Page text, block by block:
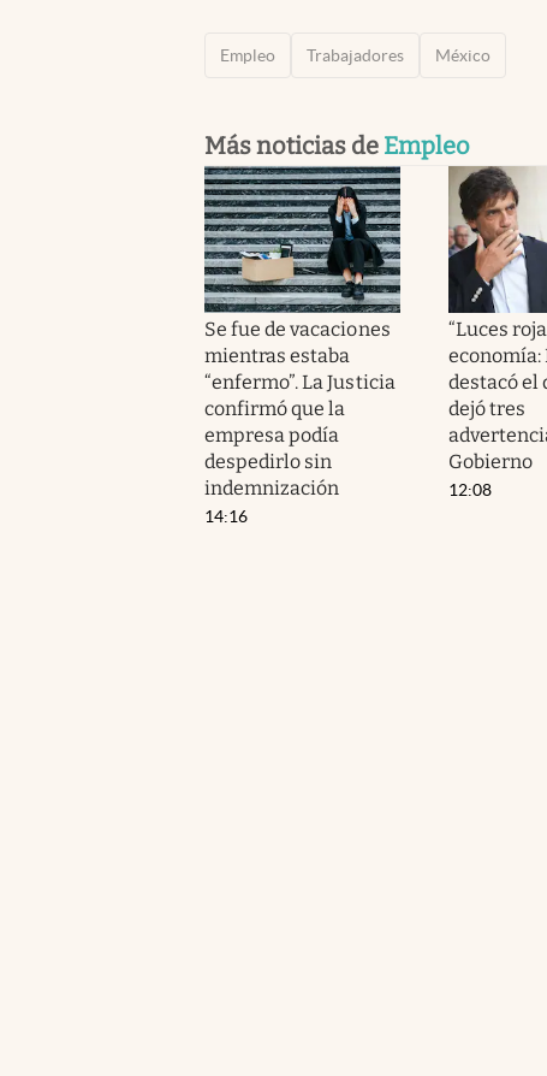
Empleo Trabajadores México
Más noticias de Empleo
Se fue de vacaciones
mientras estaba
“enfermo”. La Justicia
confirmó que la
empresa podía
despedirlo sin
indemnización
14:16
“Luces
economía:
destacó el
dejó tres
Gobierno
12:08